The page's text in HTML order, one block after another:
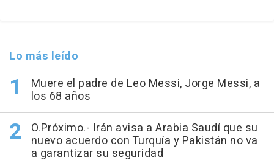
Lo más leído
Muere el padre de Leo Messi, Jorge Messi, a
los 68 años
O.Próximo.- Irán avisa a Arabia Saudí que su
nuevo acuerdo con Turquía y Pakistán no va
a garantizar su seguridad